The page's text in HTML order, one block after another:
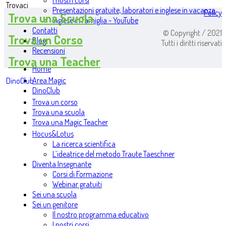
Presentazioni gratuite, laboratori e inglese in vacanza
Inglese in famiglia - YouTube
Contatti
Blog
Recensioni
Home
Area Magic
DinoClub
Trova un corso
Trova una scuola
Trova una Magic Teacher
Hocus&Lotus
La ricerca scientifica
L’ideatrice del metodo Traute Taeschner
Diventa Insegnante
Corsi di Formazione
Webinar gratuiti
Sei una scuola
Sei un genitore
Il nostro programma educativo
Trovaci
Trova una Scuola
Trova un Corso
Trova una Teacher
DinoClub
Policy
© Copyright / 2021
Tutti i diritti riservati